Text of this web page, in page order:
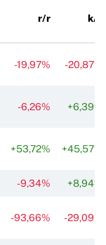
r/r k/k
-19,97% -20,87%
-6,26% +6,39%
+53,72% +45,57%
-9,34% +8,94%
-93,66% -29,09%